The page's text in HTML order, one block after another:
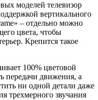
моделей телевизор
вертикального
– отдельно можно
цвета, чтобы
Крепится такое
100% цветовой
передачи движения, а
ни одной детали даже
трехмерного звучания